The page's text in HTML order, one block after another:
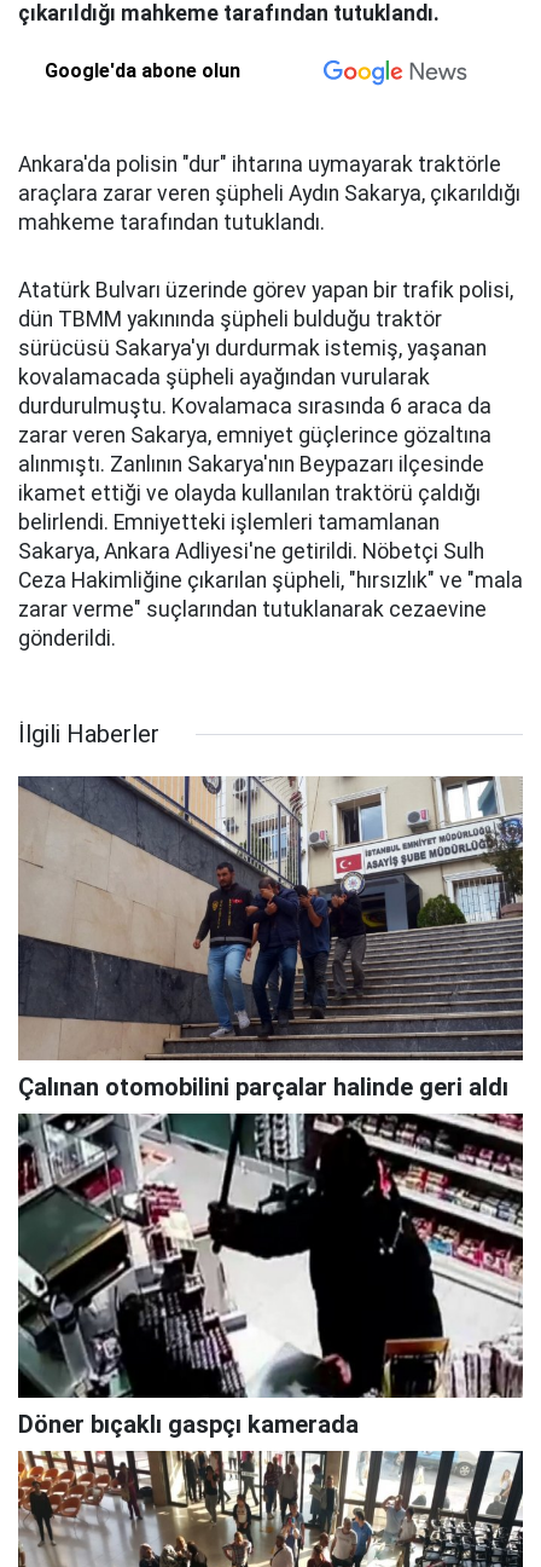
çıkarıldığı mahkeme tarafından tutuklandı.
Google'da abone olun
Ankara'da polisin "dur" ihtarına uymayarak traktörle
araçlara zarar veren şüpheli Aydın Sakarya, çıkarıldığı
mahkeme tarafından tutuklandı.
Atatürk Bulvarı üzerinde görev yapan bir trafik polisi,
dün TBMM yakınında şüpheli bulduğu traktör
sürücüsü Sakarya'yı durdurmak istemiş, yaşanan
kovalamacada şüpheli ayağından vurularak
durdurulmuştu. Kovalamaca sırasında 6 araca da
zarar veren Sakarya, emniyet güçlerince gözaltına
alınmıştı. Zanlının Sakarya'nın Beypazarı ilçesinde
ikamet ettiği ve olayda kullanılan traktörü çaldığı
belirlendi. Emniyetteki işlemleri tamamlanan
Sakarya, Ankara Adliyesi'ne getirildi. Nöbetçi Sulh
Ceza Hakimliğine çıkarılan şüpheli, "hırsızlık" ve "mala
zarar verme" suçlarından tutuklanarak cezaevine
gönderildi.
İlgili Haberler
Çalınan otomobilini parçalar halinde geri aldı
Döner bıçaklı gaspçı kamerada